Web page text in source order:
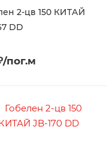
2-цв 150 КИТАЙ
DD
пог.м